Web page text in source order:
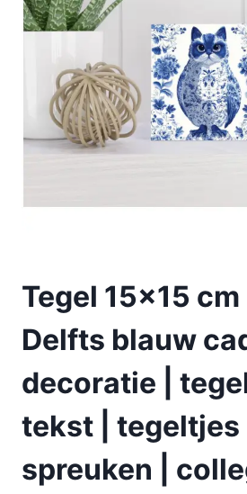
Tegel 15×15
Delfts blauw
decoratie |
tekst | tegeltjes
spreuken |